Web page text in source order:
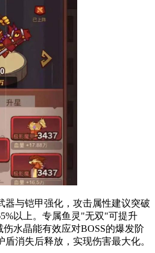
器与铠甲强化，攻击属性建议突破
以上。专属鱼灵"无双"可提升
水晶能有效应对BOSS的爆发阶
消失后释放，实现伤害最大化。